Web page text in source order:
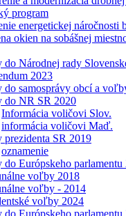
program
energetickej
okien na sobášnej
Národnej rady
2023
samosprávy obcí a
do NR SR 2020
Informácia voličovi Slov.
informácia voličovi Maď.
SR 2019
oznamenie
Európskeho parlamentu
voľby 2018
voľby - 2014
voľby 2024
Európskeho parlamentu